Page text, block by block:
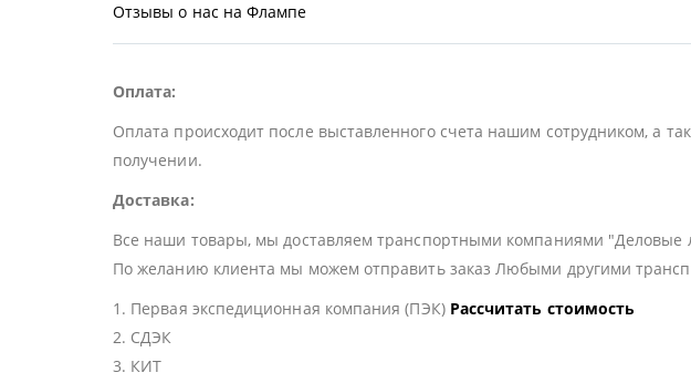
Отзывы о нас на Флампе
Оплата:
Оплата происходит после выставленного счета нашим сотрудником, а
получении.
Доставка:
Все наши товары, мы доставляем транспортными компаниями "Деловые
По желанию клиента мы можем отправить заказ Любыми другими
1. Первая экспедиционная компания (ПЭК) Рассчитать стоимость
2. СДЭК
3. КИТ